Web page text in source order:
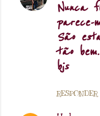
Nunca
parece-
São
tão bem.
bjs
RESPONDER